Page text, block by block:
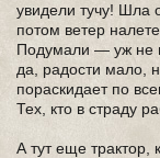
увидели тучу! Шла
потом ветер
Подумали — уж не
да, радости мало,
пораскидает по
Тех, кто в страду
А тут еще трактор,